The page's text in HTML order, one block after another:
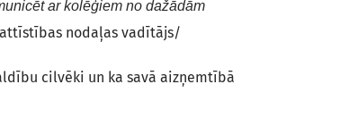
ar kolēģiem no dažādām
nodaļas vadītājs/
cilvēki un ka savā aizņemtībā